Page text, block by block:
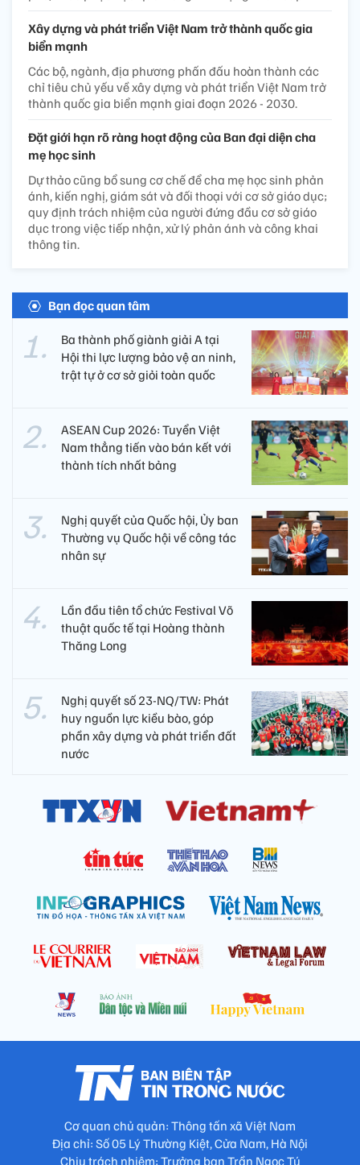
Xây dựng và phát triển Việt Nam trở thành quốc gia
biển mạnh
Các bộ, ngành, địa phương phấn đấu hoàn thành các
chỉ tiêu chủ yếu về xây dựng và phát triển Việt Nam trở
thành quốc gia biển mạnh giai đoạn 2026 - 2030.
Đặt giới hạn rõ ràng hoạt động của Ban đại diện cha
mẹ học sinh
Dự thảo cũng bổ sung cơ chế để cha mẹ học sinh phản
ánh, kiến nghị, giám sát và đối thoại với cơ sở giáo dục;
quy định trách nhiệm của người đứng đầu cơ sở giáo
dục trong việc tiếp nhận, xử lý phản ánh và công khai
thông tin.
Bạn đọc quan tâm
Ba thành phố giành giải A tại
Hội thi lực lượng bảo vệ an ninh,
trật tự ở cơ sở giỏi toàn quốc
ASEAN Cup 2026: Tuyển Việt
Nam thẳng tiến vào bán kết với
thành tích nhất bảng
Nghị quyết của Quốc hội, Ủy ban
Thường vụ Quốc hội về công tác
nhân sự
Lần đầu tiên tổ chức Festival Võ
thuật quốc tế tại Hoàng thành
Thăng Long
Nghị quyết số 23-NQ/TW: Phát
huy nguồn lực kiều bào, góp
phần xây dựng và phát triển đất
nước
Cơ quan chủ quản: Thông tấn xã Việt Nam
Địa chỉ: Số 05 Lý Thường Kiệt, Cửa Nam, Hà Nội
Chịu trách nhiệm: Trưởng ban Trần Ngọc Tú